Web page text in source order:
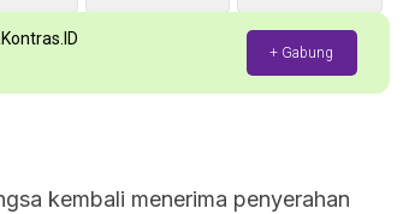
+ Gabung
kembali menerima penyerahan